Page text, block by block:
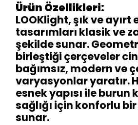
Ürün Özellikleri:
LOOKlight, şık ve ayırt
tasarımları klasik ve
şekilde sunar.
birleştiği çerçeveler
bağımsız, modern ve
varyasyonlar yaratır.
esnek yapısı ile burun
sağlığı için konforlu
sunar.